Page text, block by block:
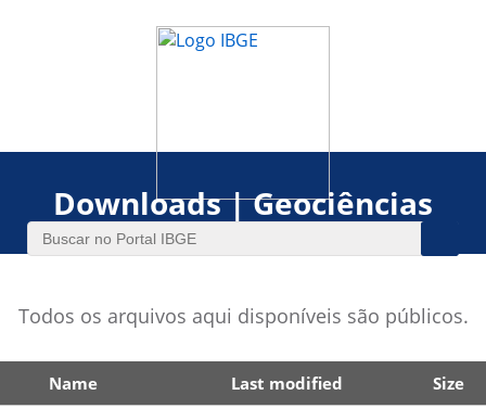
Downloads | Geociências
Todos os arquivos aqui disponíveis são públicos.
Name Last modified Size